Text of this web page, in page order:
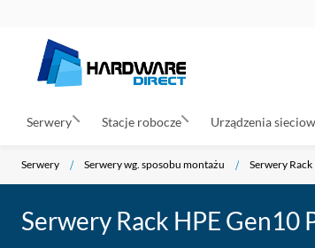
Serwery Stacje robocze Urządzenia
Serwery Serwery wg. sposobu montażu Serwery Rack
Serwery Rack HPE Gen10